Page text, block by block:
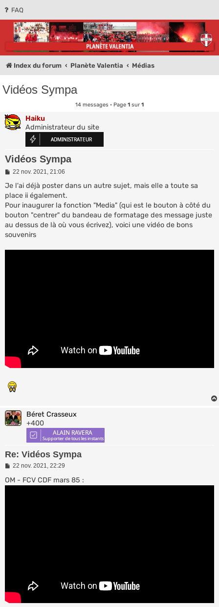
FAQ
Planète Valentia -
Olympique de
Valence
Forum des supporters de l'Olympique de Valence
Index du forum Planète Valentia Médias
Vidéos Sympa
14 messages • Page 1 sur 1
Haiku
Administrateur du site
Vidéos Sympa
M
s
s
a
g
e
22 nov. 2021, 21:06
Je l'ai déjà poster dans un autre sujet, mais elle a toute sa
place ii également.
Pour inaugurer la fonction "Media" (qui est le bouton à côté du
bouton "centrer" du bandeau de formatage des message juste
au dessus de là où vous écrivez), voici une vidéo de bons
souvenirs
Béret Crasseux
+400
Re: Vidéos Sympa
M
s
s
22 nov. 2021, 22:29
OM - FCV CDF mars 85 :